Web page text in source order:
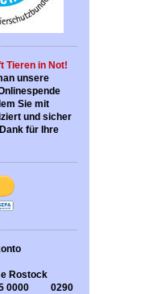
Tieren in Not!
unsere
Sie mit
und sicher
für Ihre
Rostock
0000 0290